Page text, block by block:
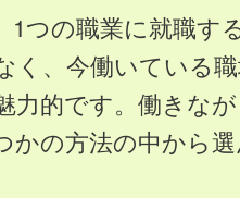
1つの職業に就職す
く、今働いている
力的です。働きな
かの方法の中から